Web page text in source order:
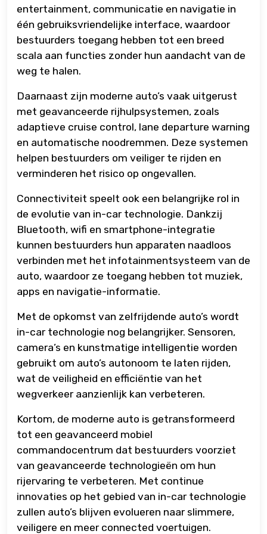
entertainment, communicatie en navigatie in
één gebruiksvriendelijke interface, waardoor
bestuurders toegang hebben tot een breed
scala aan functies zonder hun aandacht van de
weg te halen.
Daarnaast zijn moderne auto’s vaak uitgerust
met geavanceerde rijhulpsystemen, zoals
adaptieve cruise control, lane departure warning
en automatische noodremmen. Deze systemen
helpen bestuurders om veiliger te rijden en
verminderen het risico op ongevallen.
Connectiviteit speelt ook een belangrijke rol in
de evolutie van in-car technologie. Dankzij
Bluetooth, wifi en smartphone-integratie
kunnen bestuurders hun apparaten naadloos
verbinden met het infotainmentsysteem van de
auto, waardoor ze toegang hebben tot muziek,
apps en navigatie-informatie.
Met de opkomst van zelfrijdende auto’s wordt
in-car technologie nog belangrijker. Sensoren,
camera’s en kunstmatige intelligentie worden
gebruikt om auto’s autonoom te laten rijden,
wat de veiligheid en efficiëntie van het
wegverkeer aanzienlijk kan verbeteren.
Kortom, de moderne auto is getransformeerd
tot een geavanceerd mobiel
commandocentrum dat bestuurders voorziet
van geavanceerde technologieën om hun
rijervaring te verbeteren. Met continue
innovaties op het gebied van in-car technologie
zullen auto’s blijven evolueren naar slimmere,
veiligere en meer connected voertuigen.